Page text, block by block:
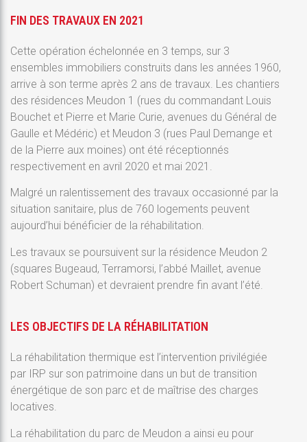
FIN DES TRAVAUX EN 2021
Cette opération échelonnée en 3 temps, sur 3
ensembles immobiliers construits dans les années 1960,
arrive à son terme après 2 ans de travaux. Les chantiers
des résidences Meudon 1 (rues du commandant Louis
Bouchet et Pierre et Marie Curie, avenues du Général de
Gaulle et Médéric) et Meudon 3 (rues Paul Demange et
de la Pierre aux moines) ont été réceptionnés
respectivement en avril 2020 et mai 2021.
Malgré un ralentissement des travaux occasionné par la
situation sanitaire, plus de 760 logements peuvent
aujourd’hui bénéficier de la réhabilitation.
Les travaux se poursuivent sur la résidence Meudon 2
(squares Bugeaud, Terramorsi, l’abbé Maillet, avenue
Robert Schuman) et devraient prendre fin avant l’été.
LES OBJECTIFS DE LA RÉHABILITATION
La réhabilitation thermique est l’intervention privilégiée
par IRP sur son patrimoine dans un but de transition
énergétique de son parc et de maîtrise des charges
locatives.
La réhabilitation du parc de Meudon a ainsi eu pour